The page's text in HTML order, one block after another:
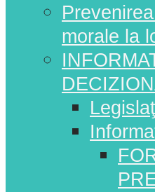
morale la